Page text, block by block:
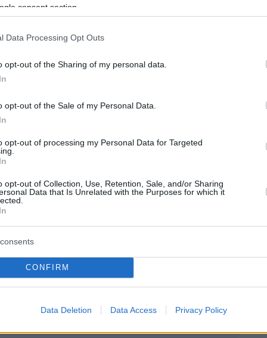
consent section.
Data Processing Opt Outs
opt-out of the Sharing of my personal data.
opt-out of the Sale of my Personal Data.
opt-out of processing my Personal Data for Targeted
opt-out of Collection, Use, Retention, Sale, and/or Sharing
Data that Is Unrelated with the Purposes for which it
CONFIRM
Data Deletion Data Access Privacy Policy
είμαι πολύ των σχέσεων. Δεν μου
καταστάσεις. Κι είμαι πάντα πιστή,
άρθρου: NDPPHOTO
που έκαψαν την Παραγουανή
- «Δεν με έδιωξαν» από το Ολυμπιακό
Αγώνες 2024: Χρυσό στο μήκος ο Μίλτος
άλμα στα 8.48μ. - Έγραψε ιστορία με